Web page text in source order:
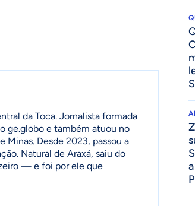
da Toca. Jornalista formada
ge.globo e também atuou no
Minas. Desde 2023, passou a
Natural de Araxá, saiu do
— e foi por ele que